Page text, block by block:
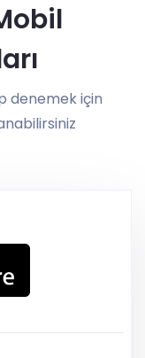
denemek için